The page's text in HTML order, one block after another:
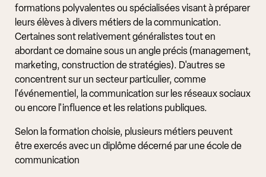
formations polyvalentes ou spécialisées visant à préparer
leurs élèves à divers métiers de la communication.
Certaines sont relativement généralistes tout en
abordant ce domaine sous un angle précis (management,
marketing, construction de stratégies). D'autres se
concentrent sur un secteur particulier, comme
l'événementiel, la communication sur les réseaux sociaux
ou encore l'influence et les relations publiques.
Selon la formation choisie, plusieurs métiers peuvent
être exercés avec un diplôme décerné par une école de
communication